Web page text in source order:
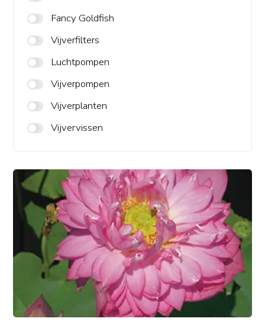
Fancy Goldfish
Vijverfilters
Luchtpompen
Vijverpompen
Vijverplanten
Vijvervissen